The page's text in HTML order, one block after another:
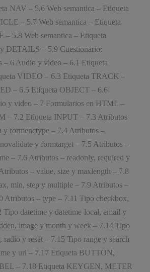
NAV – 5.6 Web semantica – Etiqueta
– 5.7 Web semantica – Etiqueta
5.8 Web semantica – Etiqueta
DETAILS – 5.9 Cuestionario:
– 6 Audio y video – 6.1 Etiqueta
VIDEO – 6.3 Etiqueta TRACK –
– 6.5 Etiqueta OBJECT – 6.6
y video – 7 Formularios en HTML –
– 7.2 Etiqueta INPUT – 7.3 Atributos
y formenctype – 7.4 Atributos –
y formtarget – 7.5 Atributos –
– 7.6 Atributos – readonly, required y
– value, size y maxlength – 7.8
min, step y multiple – 7.9 Atributos –
Atributos – type – 7.11 Tipo checkbox,
Tipo datetime y datetime-local, email y
image y month y week – 7.14 Tipo
radio y reset – 7.15 Tipo range y search
y url – 7.17 Etiqueta BUTTON,
– 7.18 Etiqueta KEYGEN, METER